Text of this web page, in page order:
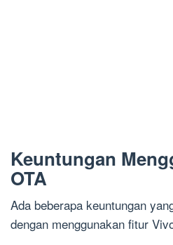
Keuntungan
OTA
Ada beberapa keuntungan
dengan menggunakan fitur